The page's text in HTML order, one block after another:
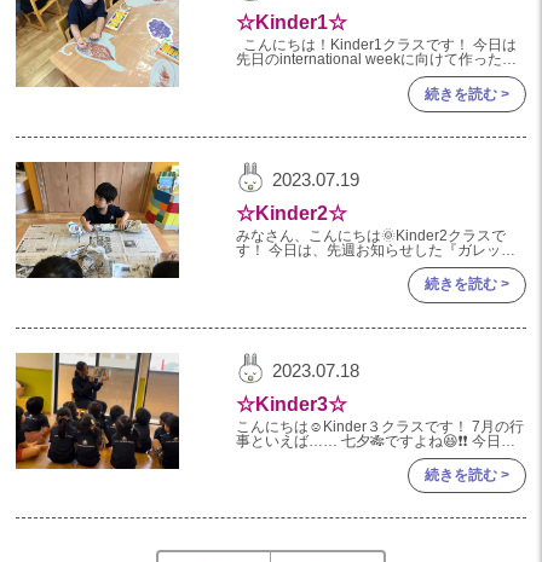
☆Kinder1☆
先日のinternational weekに向けて作ったカ
レーの制作の様子をお伝えします🍛 最初に
みんなでカレーのルーを塗
続きを読む >
2023.07.19
☆Kinder2☆
みなさん、こんにちは🌞Kinder2クラスで
す！ 今日は、先週お知らせした『ガレット
制作』に続き、『フランスパン作り🥖』の様
続きを読む >
2023.07.18
☆Kinder3☆
こんにちは☺Kinder３クラスです！ 7月の行
事といえば…… 七夕🎋ですよね😆❗❗ 今日は
当日の様子と七夕に向けて行った制作の様子
をお伝えしていこうと思います😌✊
続きを読む >